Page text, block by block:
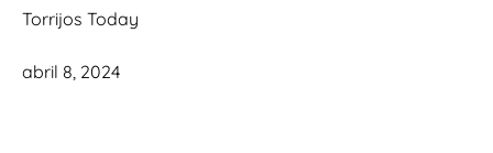
Torrijos Today
abril 8, 2024